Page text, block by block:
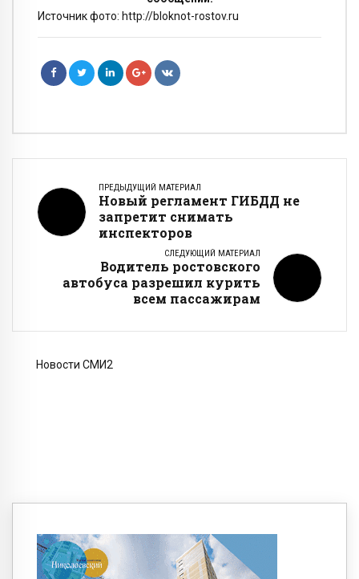
Источник фото: http://bloknot-rostov.ru
ПРЕДЫДУЩИЙ МАТЕРИАЛ
Новый регламент ГИБДД не
запретит снимать
инспекторов
СЛЕДУЮЩИЙ МАТЕРИАЛ
Водитель ростовского
автобуса разрешил курить
всем пассажирам
Новости СМИ2